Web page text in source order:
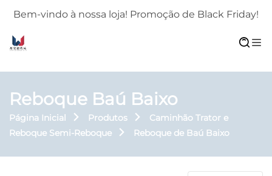
Bem-vindo à nossa loja! Promoção de Black Friday!
Reboque Baú Baixo
Página Inicial Produtos
Caminhão Trator e
Reboque Semi-Reboque
Reboque de Baú Baixo